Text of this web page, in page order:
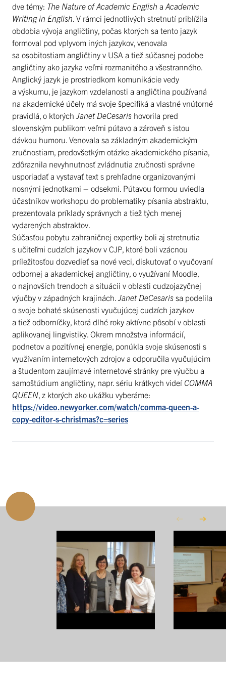
dve témy: The Nature of Academic English a Academic
Writing in English . V rámci jednotlivých stretnutí priblížila
obdobia vývoja angličtiny, počas ktorých sa tento jazyk
formoval pod vplyvom iných jazykov, venovala
sa osobitostiam angličtiny v USA a tiež súčasnej podobe
angličtiny ako jazyka veľmi rozmanitého a všestranného.
Anglický jazyk je prostriedkom komunikácie vedy
a výskumu, je jazykom vzdelanosti a angličtina používaná
na akademické účely má svoje špecifiká a vlastné vnútorné
pravidlá, o ktorých Janet DeCesaris hovorila pred
slovenským publikom veľmi pútavo a zároveň s istou
dávkou humoru. Venovala sa základným akademickým
zručnostiam, predovšetkým otázke akademického písania,
zdôraznila nevyhnutnosť zvládnutia zručnosti správne
usporiadať a vystavať text s prehľadne organizovanými
nosnými jednotkami – odsekmi. Pútavou formou uviedla
účastníkov workshopu do problematiky písania abstraktu,
prezentovala príklady správnych a tiež tých menej
vydarených abstraktov.
Súčasťou pobytu zahraničnej expertky boli aj stretnutia
s učiteľmi cudzích jazykov v CJP, ktoré boli vzácnou
príležitosťou dozvedieť sa nové veci, diskutovať o vyučovaní
odbornej a akademickej angličtiny, o využívaní Moodle,
o najnovších trendoch a situácii v oblasti cudzojazyčnej
výučby v západných krajinách. Janet DeCesaris sa podelila
o svoje bohaté skúsenosti vyučujúcej cudzích jazykov
a tiež odborníčky, ktorá dlhé roky aktívne pôsobí v oblasti
aplikovanej lingvistiky. Okrem množstva informácií,
podnetov a pozitívnej energie, ponúkla svoje skúsenosti s
využívaním internetových zdrojov a odporučila vyučujúcim
a študentom zaujímavé internetové stránky pre výučbu a
samoštúdium angličtiny, napr. sériu krátkych videí COMMA
QUEEN , z ktorých ako ukážku vyberáme:
https://video.newyorker.com/watch/comma-queen-a-
copy-editor-s-christmas?c=series